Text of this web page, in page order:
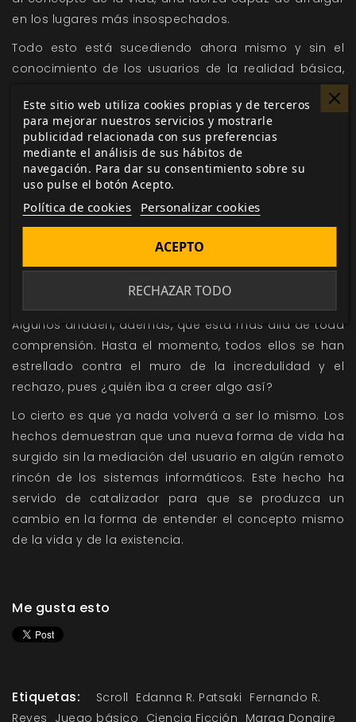
en los lugares más insospechados.
Todo esto está sucediendo ahora mismo y sin el
conocimiento de los usuarios de la realidad básica,
salvo por unas pocas excepciones. La mayoría solo
considera a la libélula alguna nueva especie de virus
informático muy sofisticado, pero unos pocos
talentos, usuarios muy especiales que tras advertir el
fenómeno han tratado de alertar de su hallazgo,
sospechan que se trata de un ser único capaz de
mutar y de hacer réplicas de sí mismo.
Esta minoría afirma que la libélula es el resultado de
la evolución natural de los seres digitales, un proceso
que se produce como consecuencia del nivel de
Algunos añaden, además, que está más allá de toda
comprensión. Hasta el momento, todos ellos se han
estrellado contra el muro de la incredulidad y el
rechazo, pues ¿quién iba a creer algo así?
Lo cierto es que ya nada volverá a ser lo mismo. Los
hechos demuestran que una nueva forma de vida ha
surgido sin la mediación del usuario en algún remoto
rincón de los sistemas informáticos. Este hecho ha
servido de catalizador para que se produzca un
cambio en la forma de entender el concepto mismo
de la vida y de la existencia.
Me gusta esto
Etiquetas: Scroll Edanna R. Patsaki Fernando R.
Reyes Juego básico Ciencia Ficción Marga Donaire
Este sitio web utiliza cookies propias y de terceros
para mejorar nuestros servicios y mostrarle
publicidad relacionada con sus preferencias
mediante el análisis de sus hábitos de
navegación. Para dar su consentimiento sobre su
uso pulse el botón Acepto.
Política de cookies Personalizar cookies
RECHAZAR TODO
ACEPTO